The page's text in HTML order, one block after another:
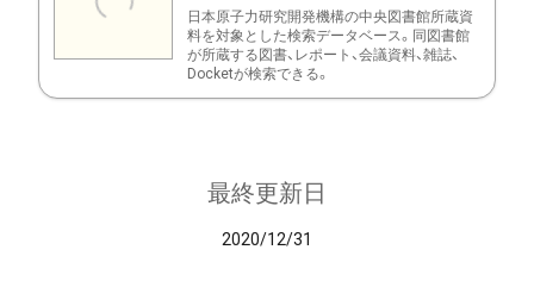
日本原子力研究開発機構の中央図書館所蔵資
料を対象とした検索データベース。同図書館
が所蔵する図書、レポート、会議資料、雑誌、
Docketが検索できる。
最終更新日
2020/12/31